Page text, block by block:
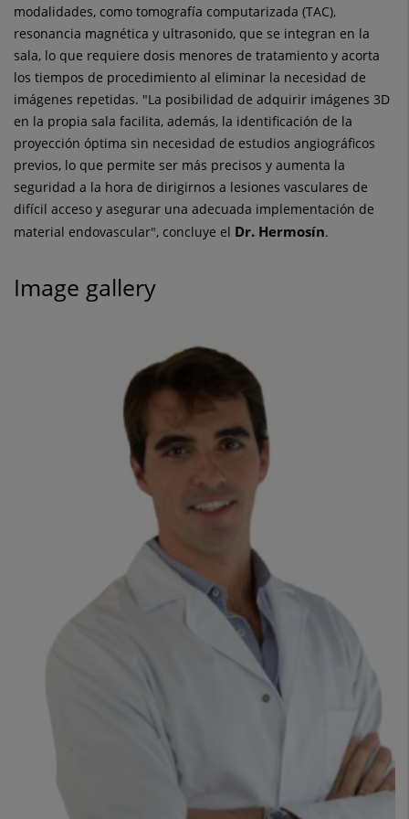
modalidades, como tomografía computarizada (TAC),
resonancia magnética y ultrasonido, que se integran en la
sala, lo que requiere dosis menores de tratamiento y acorta
los tiempos de procedimiento al eliminar la necesidad de
imágenes repetidas. "La posibilidad de adquirir imágenes 3D
en la propia sala facilita, además, la identificación de la
proyección óptima sin necesidad de estudios angiográficos
previos, lo que permite ser más precisos y aumenta la
seguridad a la hora de dirigirnos a lesiones vasculares de
difícil acceso y asegurar una adecuada implementación de
material endovascular", concluye el Dr. Hermosín.
Image gallery